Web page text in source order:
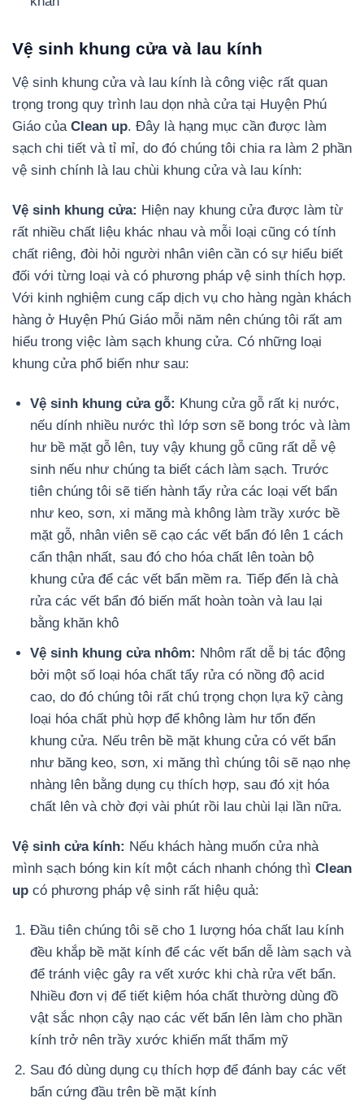
Vệ sinh khung cửa và lau kính
Vệ sinh khung cửa và lau kính là công việc rất quan
trọng trong quy trình lau dọn nhà cửa tại Huyện Phú
Giáo của Clean up. Đây là hạng mục cần được làm
sạch chi tiết và tỉ mỉ, do đó chúng tôi chia ra làm 2 phần
vệ sinh chính là lau chùi khung cửa và lau kính:
Vệ sinh khung cửa: Hiện nay khung cửa được làm từ
rất nhiều chất liệu khác nhau và mỗi loại cũng có tính
chất riêng, đòi hỏi người nhân viên cần có sự hiểu biết
đối với từng loại và có phương pháp vệ sinh thích hợp.
Với kinh nghiệm cung cấp dịch vụ cho hàng ngàn khách
hàng ở Huyện Phú Giáo mỗi năm nên chúng tôi rất am
hiểu trong việc làm sạch khung cửa. Có những loại
khung cửa phổ biến như sau:
Vệ sinh khung cửa gỗ: Khung cửa gỗ rất kị nước,
nếu dính nhiều nước thì lớp sơn sẽ bong tróc và làm
hư bề mặt gỗ lên, tuy vậy khung gỗ cũng rất dễ vệ
sinh nếu như chúng ta biết cách làm sạch. Trước
tiên chúng tôi sẽ tiến hành tẩy rửa các loại vết bẩn
như keo, sơn, xi măng mà không làm trầy xước bề
mặt gỗ, nhân viên sẽ cạo các vết bẩn đó lên 1 cách
cẩn thận nhất, sau đó cho hóa chất lên toàn bộ
khung cửa để các vết bẩn mềm ra. Tiếp đến là chà
rửa các vết bẩn đó biến mất hoàn toàn và lau lại
bằng khăn khô
Vệ sinh khung cửa nhôm: Nhôm rất dễ bị tác động
bởi một số loại hóa chất tẩy rửa có nồng độ acid
cao, do đó chúng tôi rất chú trọng chọn lựa kỹ càng
loại hóa chất phù hợp để không làm hư tổn đến
khung cửa. Nếu trên bề mặt khung cửa có vết bẩn
như băng keo, sơn, xi măng thì chúng tôi sẽ nạo nhẹ
nhàng lên bằng dụng cụ thích hợp, sau đó xịt hóa
chất lên và chờ đợi vài phút rồi lau chùi lại lần nữa.
Vệ sinh cửa kính: Nếu khách hàng muốn cửa nhà
mình sạch bóng kin kít một cách nhanh chóng thì Clean
up có phương pháp vệ sinh rất hiệu quả:
Đầu tiên chúng tôi sẽ cho 1 lượng hóa chất lau kính
đều khắp bề mặt kính để các vết bẩn dễ làm sạch và
để tránh việc gây ra vết xước khi chà rửa vết bẩn.
Nhiều đơn vị để tiết kiệm hóa chất thường dùng đồ
vật sắc nhọn cậy nạo các vết bẩn lên làm cho phần
kính trở nên trầy xước khiến mất thẩm mỹ
Sau đó dùng dụng cụ thích hợp để đánh bay các vết
bẩn cứng đầu trên bề mặt kính